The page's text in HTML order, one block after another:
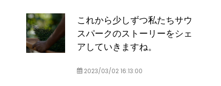
これから少しずつ私たちサウ
スパークのストーリーをシェ
アしていきますね。
2023/03/02 16:13:00